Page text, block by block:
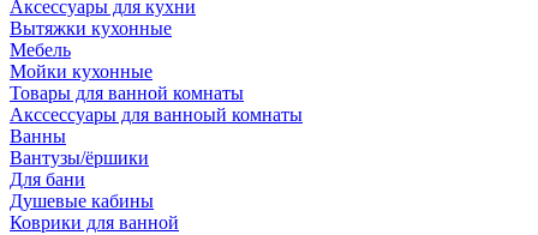
Аксессуары для кухни
Вытяжки кухонные
Мебель
Мойки кухонные
Товары для ванной комнаты
Акссессуары для ванноый комнаты
Ванны
Вантузы/ёршики
Для бани
Душевые кабины
Коврики для ванной